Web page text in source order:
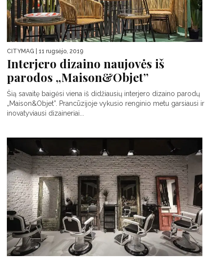
CITYMAG | 11 rugsėjo, 2019
Interjero dizaino naujovės iš
parodos „Maison&Objet”
Šią savaitę baigėsi viena iš didžiausių interjero dizaino parodų
„Maison&Objet”. Prancūzijoje vykusio renginio metu garsiausi ir
inovatyviausi dizaineriai...